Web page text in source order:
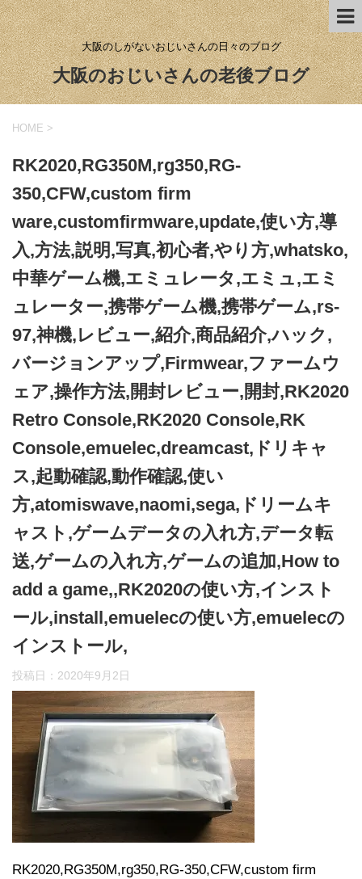
大阪のしがないおじいさんの日々のブログ
大阪のおじいさんの老後ブログ
HOME >
RK2020,RG350M,rg350,RG-
350,CFW,custom firm
ware,customfirmware,update,使い方,導
入,方法,説明,写真,初心者,やり方,whatsko,
中華ゲーム機,エミュレータ,エミュ,エミ
ュレーター,携帯ゲーム機,携帯ゲーム,rs-
97,神機,レビュー,紹介,商品紹介,ハック,
バージョンアップ,Firmwear,ファームウ
ェア,操作方法,開封レビュー,開封,RK2020
Retro Console,RK2020 Console,RK
Console,emuelec,dreamcast,ドリキャ
ス,起動確認,動作確認,使い
方,atomiswave,naomi,sega,ドリームキ
ャスト,ゲームデータの入れ方,データ転
送,ゲームの入れ方,ゲームの追加,How to
add a game,,RK2020の使い方,インスト
ール,install,emuelecの使い方,emuelecの
インストール,
投稿日： 2020年9月2日
RK2020,RG350M,rg350,RG-350,CFW,custom firm